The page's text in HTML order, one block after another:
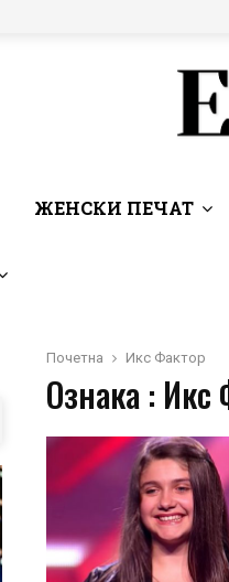
ЖЕНСКИ ПЕЧАТ
Почетна Икс Фактор
Ознака : Икс